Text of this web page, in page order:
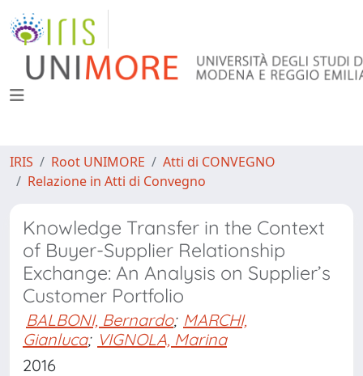
IRIS Root UNIMORE
Atti di CONVEGNO
Relazione in Atti di Convegno
Knowledge Transfer in the Context
of Buyer-Supplier Relationship
Exchange: An Analysis on Supplier’s
Customer Portfolio
BALBONI, Bernardo; MARCHI,
Gianluca; VIGNOLA, Marina
2016